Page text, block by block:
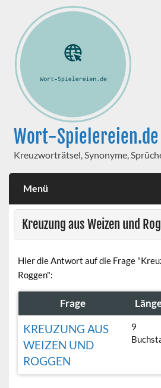
Wort-Spielereien.de
Kreuzworträtsel, Synonyme,
Menü
Kreuzung aus Weizen und
Hier die Antwort auf die Frage
Roggen":
Frage
KREUZUNG AUS
WEIZEN UND
ROGGEN
9